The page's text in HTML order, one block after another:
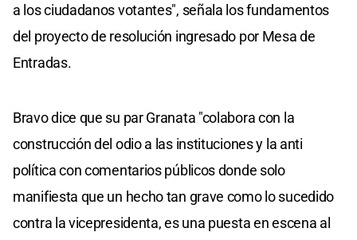
a los ciudadanos votantes", señala los fundamentos
del proyecto de resolución ingresado por Mesa de
Entradas.
Bravo dice que su par Granata "colabora con la
construcción del odio a las instituciones y la anti
política con comentarios públicos donde solo
manifiesta que un hecho tan grave como lo sucedido
contra la vicepresidenta, es una puesta en escena al